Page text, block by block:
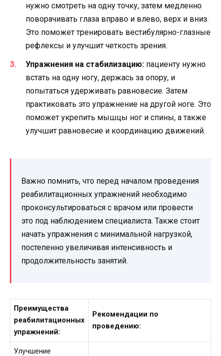
нужно смотреть на одну точку, затем медленно
поворачивать глаза вправо и влево, верх и вниз.
Это поможет тренировать вестибулярно-глазные
рефлексы и улучшит четкость зрения.
Упражнения на стабилизацию: пациенту нужно
встать на одну ногу, держась за опору, и
попытаться удерживать равновесие. Затем
практиковать это упражнение на другой ноге. Это
поможет укрепить мышцы ног и спины, а также
улучшит равновесие и координацию движений.
Важно помнить, что перед началом проведения
реабилитационных упражнений необходимо
проконсультироваться с врачом или провести
это под наблюдением специалиста. Также стоит
начать упражнения с минимальной нагрузкой,
постепенно увеличивая интенсивность и
продолжительность занятий.
Преимущества
реабилитационных
упражнений:
Рекомендации по
проведению:
Улучшение